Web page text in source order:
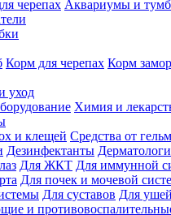
черепах Аквариумы и
Корм для черепах Корм
уход
Химия и
и клещей Средства от
Дезинфектанты
Для ЖКТ Для иммунной
Для почек и мочевой
Для суставов Для ушей
и